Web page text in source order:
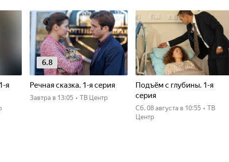
я
6.8
Речная сказка. 1-я серия
Завтра в 13:05 • ТВ Центр
Подъём с глубины. 1-я
серия
сб, 08 августа в 10:55 • ТВ
Центр